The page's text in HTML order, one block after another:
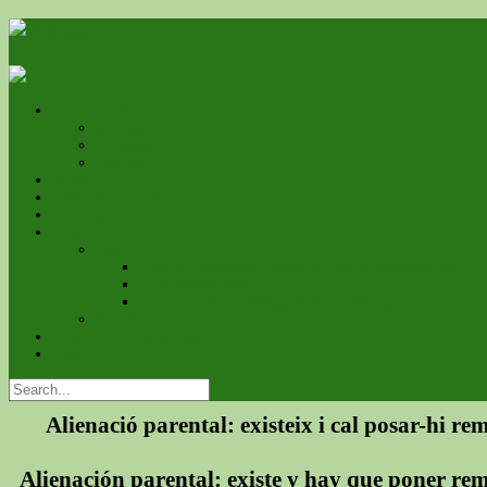
Alienació parental: existeix i cal posar-hi
Alienación parental: existe y hay que poner